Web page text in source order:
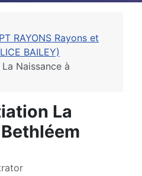
RAYONS Rayons et
BAILEY)
Naissance à
La